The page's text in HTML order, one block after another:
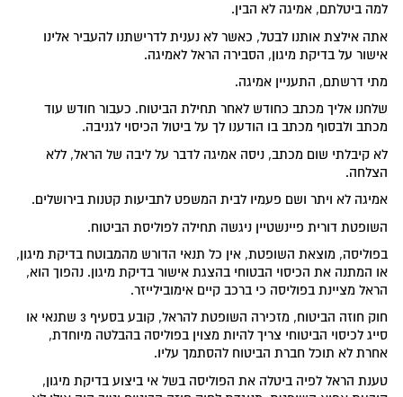
למה ביטלתם, אמיגה לא הבין.
אתה אילצת אותנו לבטל, כאשר לא נענית לדרישתנו להעביר אלינו
אישור על בדיקת מיגון, הסבירה הראל לאמיגה.
מתי דרשתם, התעניין אמיגה.
שלחנו אליך מכתב כחודש לאחר תחילת הביטוח. כעבור חודש עוד
מכתב ולבסוף מכתב בו הודענו לך על ביטול הכיסוי לגניבה.
לא קיבלתי שום מכתב, ניסה אמיגה לדבר על ליבה של הראל, ללא
הצלחה.
אמיגה לא ויתר ושם פעמיו לבית המשפט לתביעות קטנות בירושלים.
השופטת דורית פיינשטיין ניגשה תחילה לפוליסת הביטוח.
בפוליסה, מוצאת השופטת, אין כל תנאי הדורש מהמבוטח בדיקת מיגון,
או המתנה את הכיסוי הבטוחי בהצגת אישור בדיקת מיגון. נהפוך הוא,
הראל מציינת בפוליסה כי ברכב קיים אימובילייזר.
חוק חוזה הביטוח, מזכירה השופטת להראל, קובע בסעיף 3 שתנאי או
סייג לכיסוי הביטוחי צריך להיות מצוין בפוליסה בהבלטה מיוחדת,
אחרת לא תוכל חברת הביטוח להסתמך עליו.
טענת הראל לפיה ביטלה את הפוליסה בשל אי ביצוע בדיקת מיגון,